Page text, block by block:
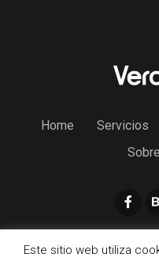
Home Servicios
Privacidad|
Este sitio web utiliza